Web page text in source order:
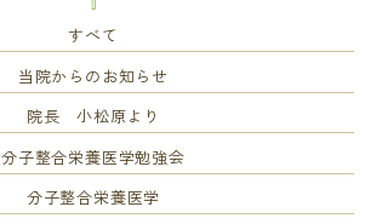
すべて
当院からのお知らせ
院長 小松原より
分子整合栄養医学勉強会
分子整合栄養医学